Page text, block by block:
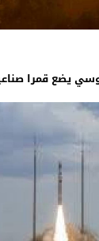
يضع قمرا